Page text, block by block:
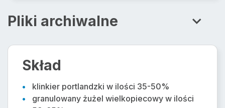
Pliki archiwalne
ważne od 12.07.16 do 9.07.19
Deklaracja właściwości użytkowych_wyd. 3
ważne od 1.07.15 do 11.04.16
Skład
klinkier portlandzki w ilości 35-50%
granulowany żużel wielkopiecowy w ilości